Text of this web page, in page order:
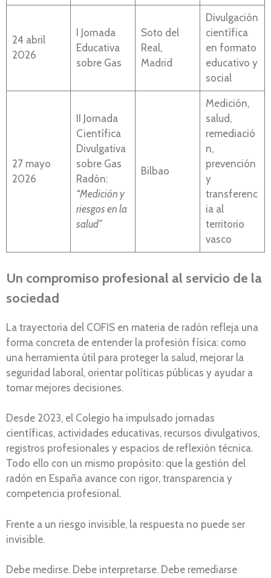
24 abril
2026
I Jornada
Educativa
sobre Gas
Soto del
Real,
Madrid
Divulgación
científica
en formato
educativo y
social
27 mayo
2026
II Jornada
Científica
Divulgativa
sobre Gas
Radón:
“Medición y
riesgos en la
salud”
Bilbao
Medición,
salud,
remediació
n,
prevención
y
transferenc
ia al
territorio
vasco
Un compromiso profesional al servicio de la
sociedad
La trayectoria del COFIS en materia de radón refleja una
forma concreta de entender la profesión física: como
una herramienta útil para proteger la salud, mejorar la
seguridad laboral, orientar políticas públicas y ayudar a
tomar mejores decisiones.
Desde 2023, el Colegio ha impulsado jornadas
científicas, actividades educativas, recursos divulgativos,
registros profesionales y espacios de reflexión técnica.
Todo ello con un mismo propósito: que la gestión del
radón en España avance con rigor, transparencia y
competencia profesional.
Frente a un riesgo invisible, la respuesta no puede ser
invisible.
Debe medirse. Debe interpretarse. Debe remediarse